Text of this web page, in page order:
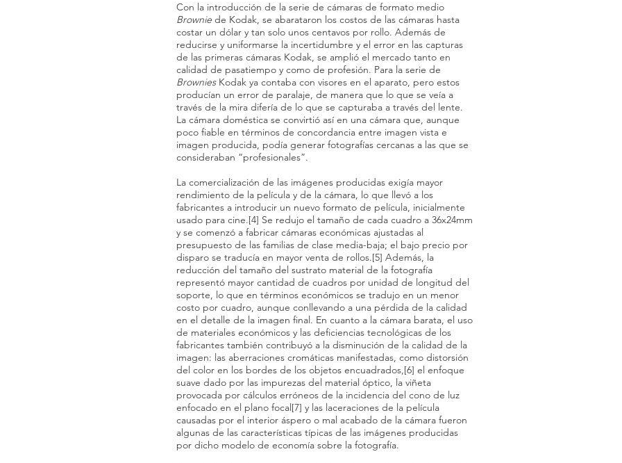
Con la introducción de la serie de cámaras de formato medio
Brownie de Kodak, se abarataron los costos de las cámaras hasta
costar un dólar y tan solo unos centavos por rollo. Además de
reducirse y uniformarse la incertidumbre y el error en las capturas
de las primeras cámaras Kodak, se amplió el mercado tanto en
calidad de pasatiempo y como de profesión. Para la serie de
BrowniesKodak ya contaba con visores en el aparato, pero estos
producían un error de paralaje, de manera que lo que se veía a
través de la mira difería de lo que se capturaba a través del lente.
La cámara doméstica se convirtió así en una cámara que, aunque
poco fiable en términos de concordancia entre imagen vista e
imagen producida, podía generar fotografías cercanas a las que se
consideraban “profesionales”.
La comercialización de las imágenes producidas exigía mayor
rendimiento de la película y de la cámara, lo que llevó a los
fabricantes a introducir un nuevo formato de película, inicialmente
usado para cine.[4] Se redujo el tamaño de cada cuadro a 36x24mm
y se comenzó a fabricar cámaras económicas ajustadas al
presupuesto de las familias de clase media-baja; el bajo precio por
disparo se traducía en mayor venta de rollos.[5] Además, la
reducción del tamaño del sustrato material de la fotografía
representó mayor cantidad de cuadros por unidad de longitud del
soporte, lo que en términos económicos se tradujo en un menor
costo por cuadro, aunque conllevando a una pérdida de la calidad
en el detalle de la imagen final. En cuanto a la cámara barata, el uso
de materiales económicos y las deficiencias tecnológicas de los
fabricantes también contribuyó a la disminución de la calidad de la
imagen: las aberraciones cromáticas manifestadas, como distorsión
del color en los bordes de los objetos encuadrados,[6] el enfoque
suave dado por las impurezas del material óptico, la viñeta
provocada por cálculos erróneos de la incidencia del cono de luz
enfocado en el plano focal[7] y las laceraciones de la película
causadas por el interior áspero o mal acabado de la cámara fueron
algunas de las características típicas de las imágenes producidas
por dicho modelo de economía sobre la fotografía.